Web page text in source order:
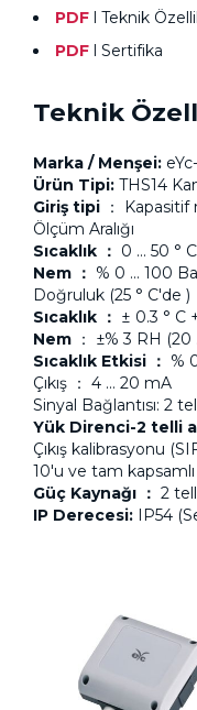
PDF l Teknik
PDF l Sertifika
Teknik
Marka / Menşei:
Ürün Tipi: THS14
Giriş tipi ：
Ölçüm Aralığı
Sıcaklık ： 0 ... 50 ° C
Nem ： % 0 ... 100
Doğruluk (25 ° C'de )
Sıcaklık ： ± 0.3 ° C
Nem ： ±% 3 RH (20
Sıcaklık Etkisi ： %
Çıkış ： 4 ... 20 mA
Sinyal Bağlantısı: 2
Yük Direnci-2 telli
Çıkış kalibrasyonu
10'u ve tam kapsamlı
Güç Kaynağı ： 2
IP Derecesi: IP54